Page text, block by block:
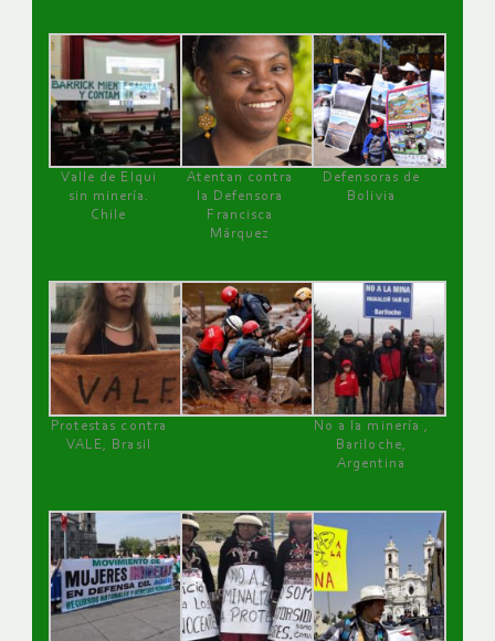
Valle de Elqui
sin minería.
Chile
Atentan contra
la Defensora
Francisca
Márquez
Defensoras de
Bolivia
Protestas contra
VALE, Brasil
No a la minería ,
Bariloche,
Argentina